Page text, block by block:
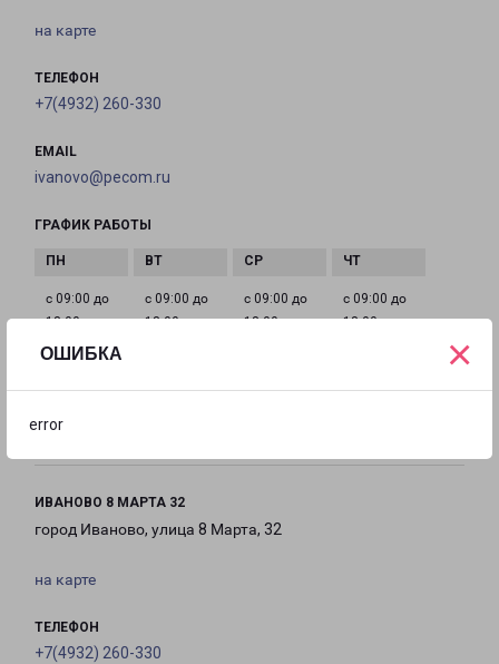
ОШИБКА
error
×
на карте
ТЕЛЕФОН
+7(4932) 260-330
EMAIL
ivanovo@pecom.ru
ГРАФИК РАБОТЫ
с 09:00 до
18:00
с 09:00 до
18:00
с 09:00 до
18:00
с 09:00 до
18:00
с 09:00 до
18:00
Выходной Выходной
ИВАНОВО 8 МАРТА 32
город Иваново, улица 8 Марта, 32
на карте
ТЕЛЕФОН
+7(4932) 260-330